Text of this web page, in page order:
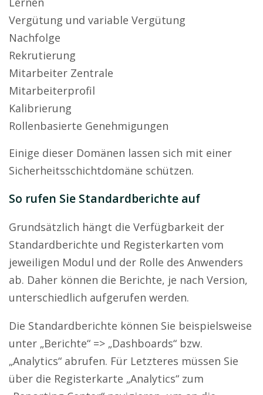
Vergütung und variable Vergütung
Nachfolge
Rekrutierung
Mitarbeiter Zentrale
Mitarbeiterprofil
Kalibrierung
Rollenbasierte Genehmigungen
Einige dieser Domänen lassen sich mit einer
Sicherheitsschichtdomäne schützen.
So rufen Sie Standardberichte auf
Grundsätzlich hängt die Verfügbarkeit der
Standardberichte und Registerkarten vom
jeweiligen Modul und der Rolle des Anwenders
ab. Daher können die Berichte, je nach Version,
unterschiedlich aufgerufen werden.
Die Standardberichte können Sie beispielsweise
unter „Berichte“ => „Dashboards“ bzw.
„Analytics“ abrufen. Für Letzteres müssen Sie
über die Registerkarte „Analytics“ zum